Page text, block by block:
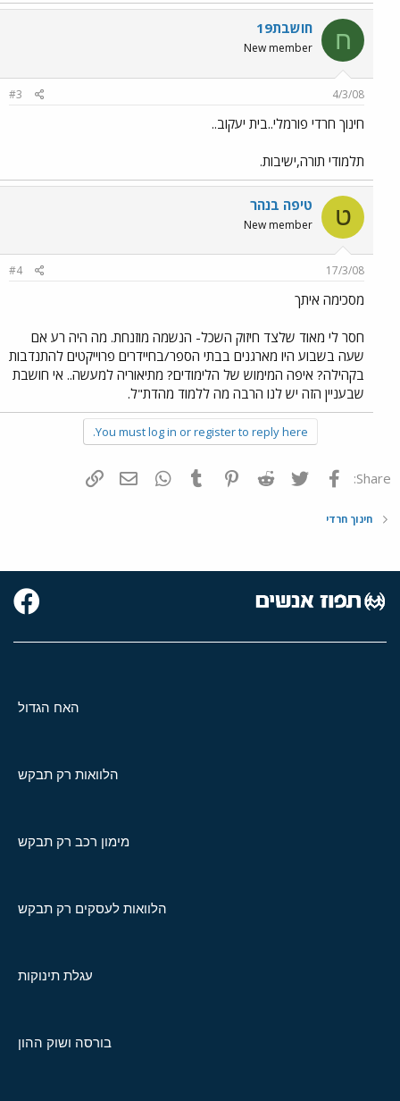
ח חושבת19
New member
4/3/08
#3
חינוך חרדי פורמלי..בית יעקוב..
תלמודי תורה,ישיבות.
ט טיפה בנהר
New member
17/3/08
#4
מסכימה איתך
חסר לי מאוד שלצד חיזוק השכל- הנשמה מוזנחת. מה היה רע אם
שעה בשבוע היו מארגנים בבתי הספר/בחיידרים פרוייקטים להתנדבות
בקהילה? איפה המימוש של הלימודים? מתיאוריה למעשה.. אי חושבת
שבעניין הזה יש לנו הרבה מה ללמוד מהדת"ל.
You must log in or register to reply here.
Share: פייסבוק Twitter
Reddit
Pinterest
Tumblr
WhatsAppדואר אלקטרוני
חינוך חרדי
האח הגדול
הלוואות רק תבקש
מימון רכב רק תבקש
הלוואות לעסקים רק תבקש
עגלת תינוקות
בורסה ושוק ההון